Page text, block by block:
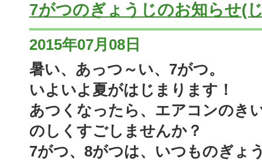
7がつのぎょうじのお知らせ(
2015年07月08日
暑い、あっつ～い、7がつ。
いよいよ夏がはじまります！
あつくなったら、エアコンのき
のしくすごしませんか？
7がつ、8がつは、いつものぎょ